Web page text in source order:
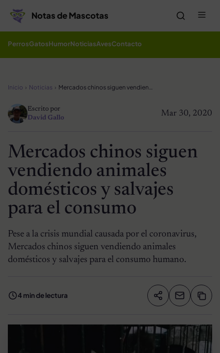
Notas de Mascotas
PerrosGatosHumorNoticiasAvesContacto
Inicio Noticias Mercados chinos siguen vendiendo animales domésticos y salvajes para el consumo
Mar 30, 2020
Escrito por
David Gallo
Mercados chinos siguen
vendiendo animales
domésticos y salvajes
para el consumo
Pese a la crisis mundial causada por el coronavirus,
Mercados chinos siguen vendiendo animales
domésticos y salvajes para el consumo humano.
4 min de lectura Compartir